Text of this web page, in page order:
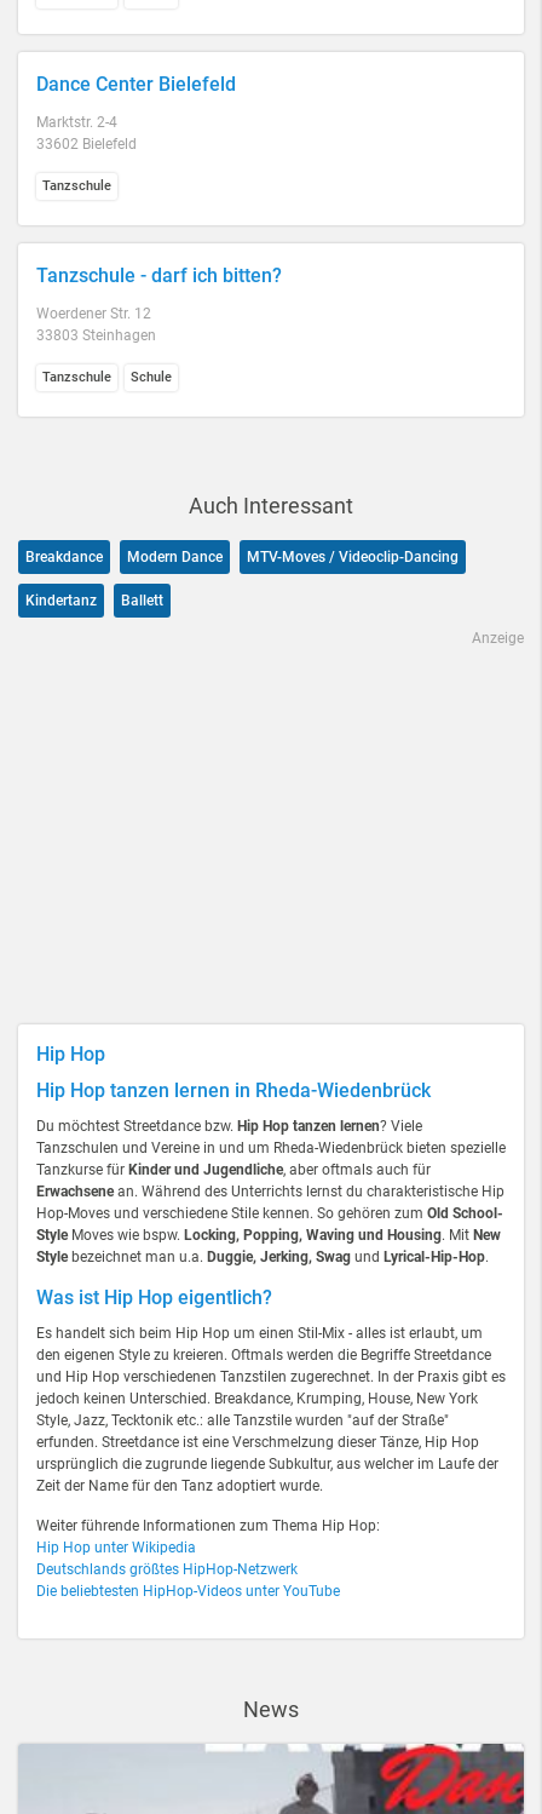
Hip Hop
Hip Hop tanzen lernen in Rheda-Wiedenbrück
Du möchtest Streetdance bzw. Hip Hop tanzen lernen? Viele
Tanzschulen und Vereine in und um Rheda-Wiedenbrück bieten spezielle
Tanzkurse für Kinder und Jugendliche, aber oftmals auch für
Erwachsenean. Während des Unterrichts lernst du charakteristische Hip
Hop-Moves und verschiedene Stile kennen. So gehören zum Old School-
StyleMoves wie bspw. Locking, Popping, Waving und Housing. Mit New
Stylebezeichnet man u.a. Duggie, Jerking, Swag und Lyrical-Hip-Hop.
Was ist Hip Hop eigentlich?
Es handelt sich beim Hip Hop um einen Stil-Mix - alles ist erlaubt, um
den eigenen Style zu kreieren. Oftmals werden die Begriffe Streetdance
und Hip Hop verschiedenen Tanzstilen zugerechnet. In der Praxis gibt es
jedoch keinen Unterschied. Breakdance, Krumping, House, New York
Style, Jazz, Tecktonik etc.: alle Tanzstile wurden "auf der Straße"
erfunden. Streetdance ist eine Verschmelzung dieser Tänze, Hip Hop
ursprünglich die zugrunde liegende Subkultur, aus welcher im Laufe der
Zeit der Name für den Tanz adoptiert wurde.
Weiter führende Informationen zum Thema Hip Hop:
Hip Hop unter Wikipedia
Deutschlands größtes HipHop-Netzwerk
Die beliebtesten HipHop-Videos unter YouTube
Dance Center Bielefeld
Marktstr. 2-4
33602 Bielefeld
Tanzschule
Tanzschule - darf ich bitten?
Woerdener Str. 12
33803 Steinhagen
Tanzschule Schule
Auch Interessant
Breakdance Modern Dance MTV-Moves / Videoclip-Dancing
Kindertanz Ballett
Anzeige
News